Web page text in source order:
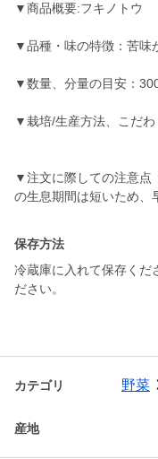
▼商品概要:フキノトウ
▼品種・味の特徴：苦味
▼数量、分量の目安：
▼栽培/生産方法、こだ
▼注文に際しての注意点
の生息期間は短いため、
保存方法
冷蔵庫に入れて保存くだ
ださい。
カテゴリ 野菜
産地